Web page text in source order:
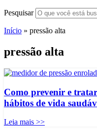
Pesquisar
Início » pressão alta
pressão alta
Como prevenir e
hábitos de vida
Leia mais >>